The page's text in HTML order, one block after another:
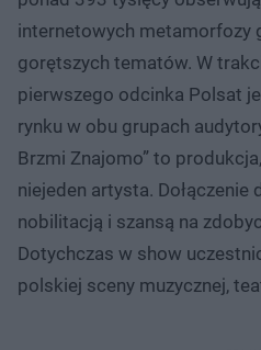
internetowych metamorfozy
gorętszych tematów. W
pierwszego odcinka Polsat
rynku w obu grupach
Brzmi Znajomo” to
niejeden artysta.
nobilitacją i szansą na
Dotychczas w show
polskiej sceny muzycznej,